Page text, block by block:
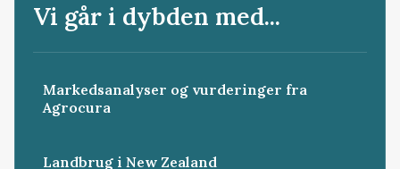
Vi går i dybden med...
Markedsanalyser og vurderinger fra
Agrocura
Landbrug i New Zealand